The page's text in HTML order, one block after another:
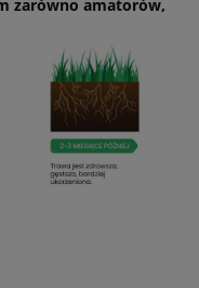
zarówno amatorów,